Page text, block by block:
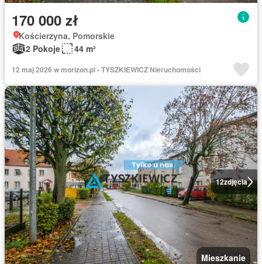
170 000 zł
Kościerzyna, Pomorskie
2 Pokoje
44 m²
12 maj 2026 w morizon.pl - TYSZKIEWICZ Nieruchomości
12zdjęcia
Mieszkanie